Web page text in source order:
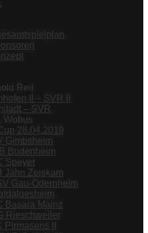
Reil
II – SVR II
– SVR
Wobus
28.04.2019
Gimbsheim
Bodenheim
Speyer
Jahn Zeiskam
Gau-Odernheim
Basara Mainz
Rieschweiler
II